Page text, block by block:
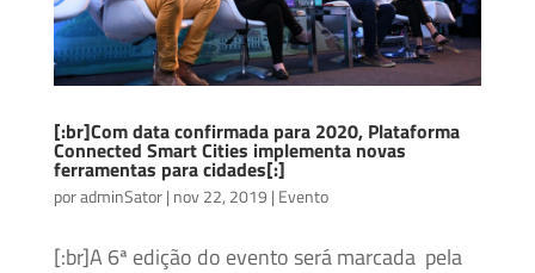
[:br]Com data confirmada para 2020, Plataforma
Connected Smart Cities implementa novas
ferramentas para cidades[:]
poradminSator| nov 22, 2019 | Evento
[:br]A 6ª edição do evento será marcada pela